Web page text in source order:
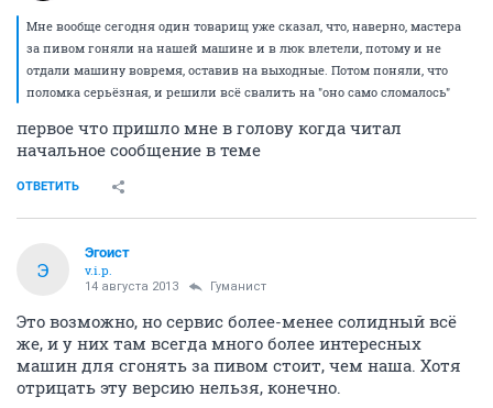
Мне вообще сегодня один товарищ уже сказал, что, наверно, мастера
за пивом гоняли на нашей машине и в люк влетели, потому и не
отдали машину вовремя, оставив на выходные. Потом поняли, что
поломка серьёзная, и решили всё свалить на "оно само сломалось"
первое что пришло мне в голову когда читал
начальное сообщение в теме
ОТВЕТИТЬ
Э
Эгоист
v.i.p.
14 августа 2013 Гуманист
Это возможно, но сервис более-менее солидный всё
же, и у них там всегда много более интересных
машин для сгонять за пивом стоит, чем наша. Хотя
отрицать эту версию нельзя, конечно.